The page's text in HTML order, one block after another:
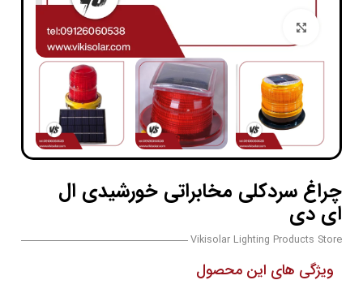
چراغ سردکلی مخابراتی خورشیدی ال
ای دی
Vikisolar Lighting Products Store
ویژگی های این محصول